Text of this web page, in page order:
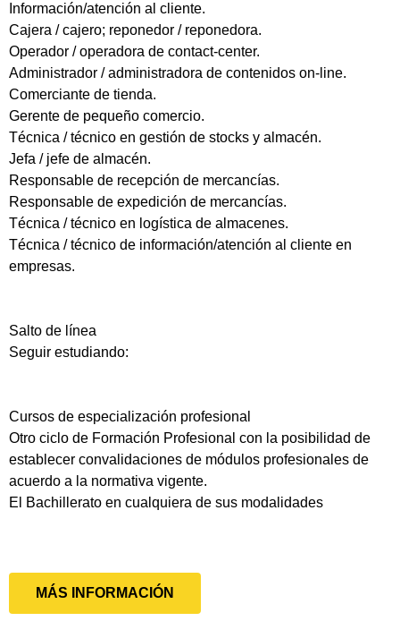
Información/atención al cliente.
Cajera / cajero; reponedor / reponedora.
Operador / operadora de contact-center.
Administrador / administradora de contenidos on-line.
Comerciante de tienda.
Gerente de pequeño comercio.
Técnica / técnico en gestión de stocks y almacén.
Jefa / jefe de almacén.
Responsable de recepción de mercancías.
Responsable de expedición de mercancías.
Técnica / técnico en logística de almacenes.
Técnica / técnico de información/atención al cliente en
empresas.
Salto de línea
Seguir estudiando:
Cursos de especialización profesional
Otro ciclo de Formación Profesional con la posibilidad de
establecer convalidaciones de módulos profesionales de
acuerdo a la normativa vigente.
El Bachillerato en cualquiera de sus modalidades
MÁS INFORMACIÓN